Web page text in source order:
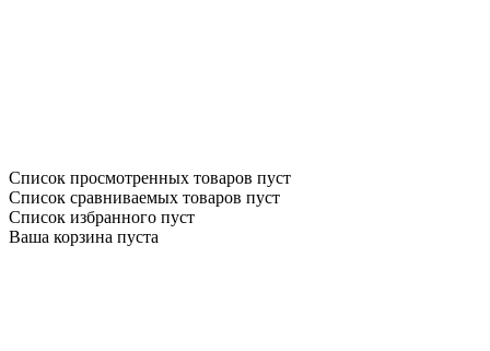
Список просмотренных товаров пуст
Список сравниваемых товаров пуст
Список избранного пуст
Ваша корзина пуста